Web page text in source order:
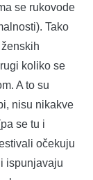
se rukovode
Tako
koliko se
A to su
nisu nikakve
se tu i
očekuju
ispunjavaju